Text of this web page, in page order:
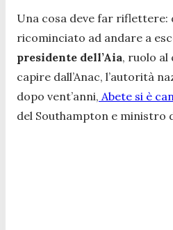
Una cosa deve far riflettere:
ricominciato ad andare a
presidente dell’Aia, ruolo al
capire dall’Anac, l’autorità
dopo vent’anni, Abete si è
del Southampton e ministro